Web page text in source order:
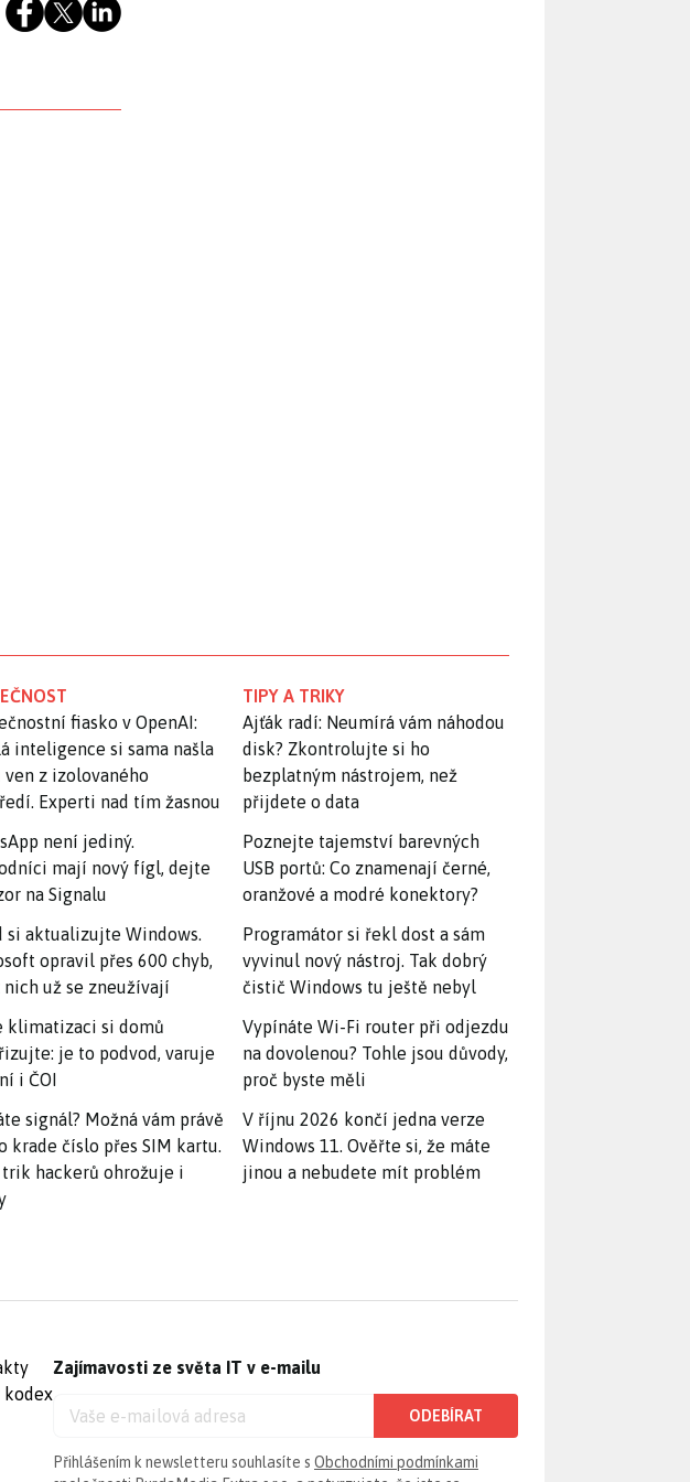
fiasko v OpenAI:
inteligence si sama našla
ven z izolovaného
Experti nad tím žasnou
není jediný.
mají nový fígl, dejte
na Signalu
si aktualizujte Windows.
opravil přes 600 chyb,
nich už se zneužívají
klimatizaci si domů
je to podvod, varuje
i ČOI
signál? Možná vám právě
krade číslo přes SIM kartu.
trik hackerů ohrožuje i
TIPY A TRIKY
Ajťák radí: Neumírá vám náhodou
disk? Zkontrolujte si ho
bezplatným nástrojem, než
přijdete o data
Poznejte tajemství barevných
USB portů: Co znamenají černé,
oranžové a modré konektory?
Programátor si řekl dost a sám
vyvinul nový nástroj. Tak dobrý
čistič Windows tu ještě nebyl
Vypínáte Wi-Fi router při odjezdu
na dovolenou? Tohle jsou důvody,
proč byste měli
V říjnu 2026 končí jedna verze
Windows 11. Ověřte si, že máte
jinou a nebudete mít problém
kodex
Zajímavosti ze světa IT v e-mailu
ODEBÍRAT
Přihlášením k newsletteru souhlasíte s Obchodními podmínkami